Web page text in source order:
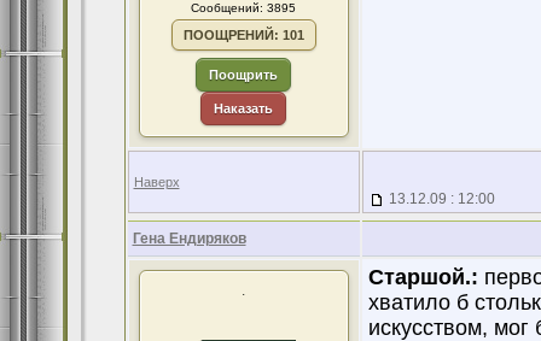
Сообщений: 3895
ПООЩРЕНИЙ: 101
Поощрить
Наказать
Наверх
13.12.09 : 12:00
Гена Ендиряков
.
Старшой.:
хватило б
искусством,